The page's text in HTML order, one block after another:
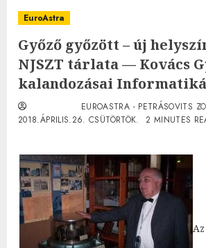
EuroAstra
Győző győzött – új
NJSZT tárlata — Kovács
kalandozásai
EUROASTRA - PETRÁSOVITS
2018.ÁPRILIS.26. CSÜTÖRTÖK.
2 MINUTES